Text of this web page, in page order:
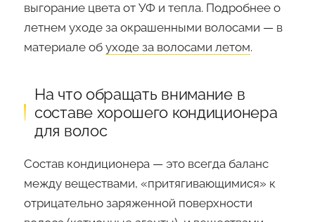
выгорание цвета от УФ и тепла. Подробнее о
летнем уходе за окрашенными волосами — в
материале об уходе за волосами летом.
На что обращать внимание в
составе хорошего кондиционера
для волос
Состав кондиционера — это всегда баланс
между веществами, «притягивающимися» к
отрицательно заряженной поверхности